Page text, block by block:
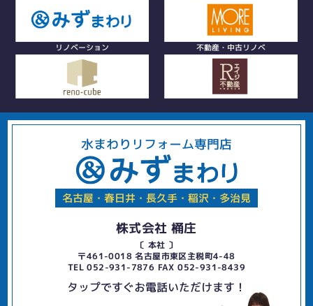
リノベーション 不動産・中古リノベ
水まわりリフォーム専門店
名古屋・春日井・長久手・稲沢・多治見
株式会社 桶庄
〔 本社 〕
〒461-0018 名古屋市東区主税町4-48
TEL 052-931-7876 FAX 052-931-8439
タップですぐお電話いただけます！